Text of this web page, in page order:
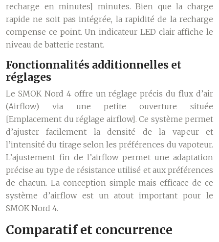
recharge en minutes] minutes. Bien que la charge
rapide ne soit pas intégrée, la rapidité de la recharge
compense ce point. Un indicateur LED clair affiche le
niveau de batterie restant.
Fonctionnalités additionnelles et
réglages
Le SMOK Nord 4 offre un réglage précis du flux d’air
(Airflow) via une petite ouverture située
[Emplacement du réglage airflow]. Ce système permet
d’ajuster facilement la densité de la vapeur et
l’intensité du tirage selon les préférences du vapoteur.
L’ajustement fin de l’airflow permet une adaptation
précise au type de résistance utilisé et aux préférences
de chacun. La conception simple mais efficace de ce
système d’airflow est un atout important pour le
SMOK Nord 4.
Comparatif et concurrence